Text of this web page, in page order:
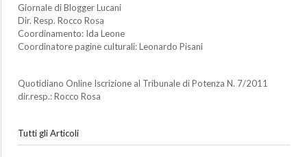
Giornale di Blogger Lucani
Dir. Resp. Rocco Rosa
Coordinamento: Ida Leone
Coordinatore pagine culturali: Leonardo Pisani
Quotidiano Online Iscrizione al Tribunale di Potenza N. 7/2011
dir.resp.: Rocco Rosa
Tutti gli Articoli